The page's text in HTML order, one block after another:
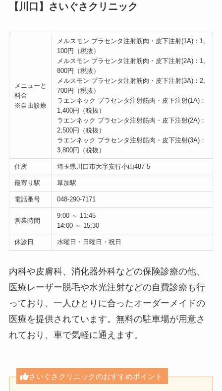
【川口】さいぐさクリニック
メニューと
料金
※自由診療
メルスモン プラセンタ注射筋肉・皮下注射(1A)：1,
100円（税抜）
メルスモン プラセンタ注射筋肉・皮下注射(2A)：1,
800円（税抜）
メルスモン プラセンタ注射筋肉・皮下注射(3A)：2,
700円（税抜）
ラエンネック プラセンタ注射筋肉・皮下注射(1A)：
1,400円（税抜）
ラエンネック プラセンタ注射筋肉・皮下注射(2A)：
2,500円（税抜）
ラエンネック プラセンタ注射筋肉・皮下注射(3A)：
3,800円（税抜）
住所 埼玉県川口市大字安行小山487-5
最寄り駅 草加駅
電話番号 048-290-7171
営業時間
9:00 ～ 11:45
14:00 ～ 15:30
休診日 水曜日・日曜日・祝日
内科や皮膚科、消化器外科などの保険診療の他、
医療レーザー脱毛や水光注射などの自費診療も行
っており、一人ひとりに合ったオーダーメイドの
医療を提供されています。無料の駐車場が用意さ
れており、車で気軽に通えます。
さいぐさクリニックのおすすめポイント